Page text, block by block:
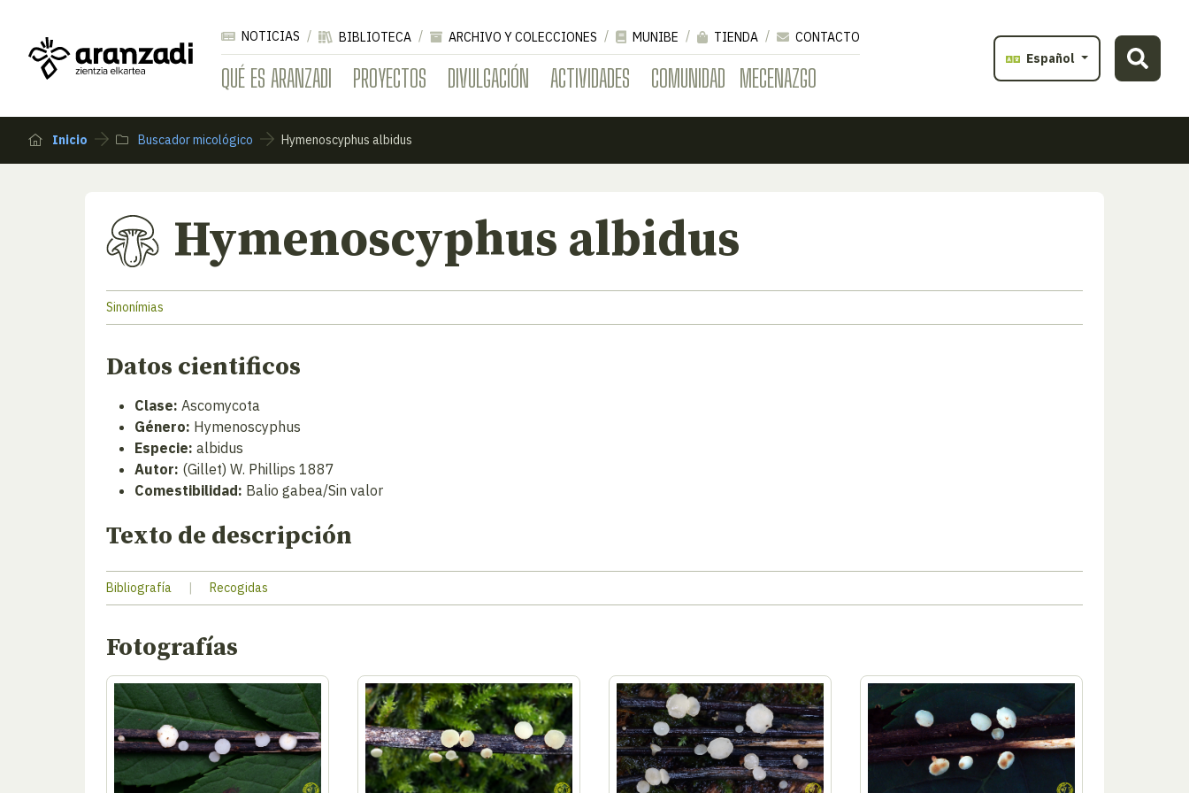
QUÉ ES ARANZADI PROYECTOS DIVULGACIÓN ACTIVIDADES COMUNIDAD MECENAZGO
NOTICIAS BIBLIOTECA ARCHIVO Y COLECCIONES MUNIBE TIENDA
CONTACTO
Español
Inicio Buscador micológico Hymenoscyphus albidus
Hymenoscyphus albidus
Sinonímias
Datos cientificos
Clase: Ascomycota
Género: Hymenoscyphus
Especie: albidus
Autor: (Gillet) W. Phillips 1887
Comestibilidad: Balio gabea/Sin valor
Texto de descripción
Bibliografía | Recogidas
Fotografías